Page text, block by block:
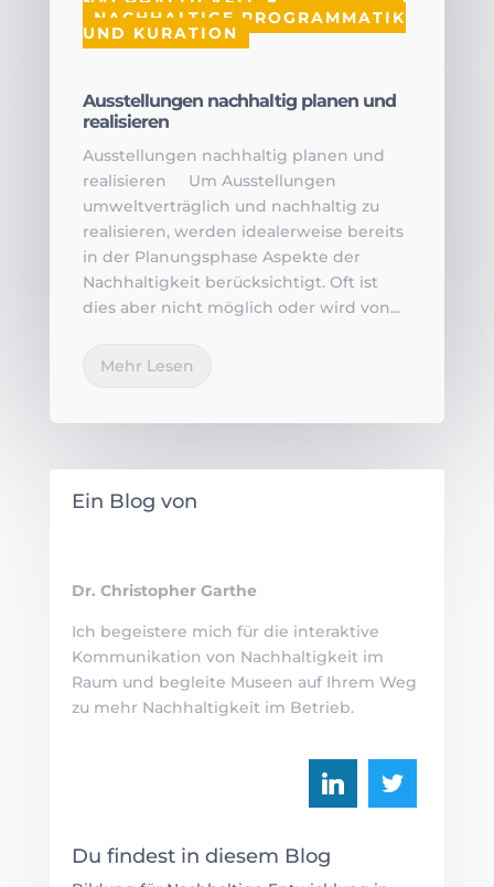
NACHHALTIGE PROGRAMMATIK
UND KURATION
Ausstellungen nachhaltig planen und
realisieren
Ausstellungen nachhaltig planen und
realisieren Um Ausstellungen
umweltverträglich und nachhaltig zu
realisieren, werden idealerweise bereits
in der Planungsphase Aspekte der
Nachhaltigkeit berücksichtigt. Oft ist
dies aber nicht möglich oder wird von...
Mehr Lesen
Ein Blog von
Dr. Christopher Garthe
Ich begeistere mich für die interaktive
Kommunikation von Nachhaltigkeit im
Raum und begleite Museen auf Ihrem Weg
zu mehr Nachhaltigkeit im Betrieb.
Du findest in diesem Blog